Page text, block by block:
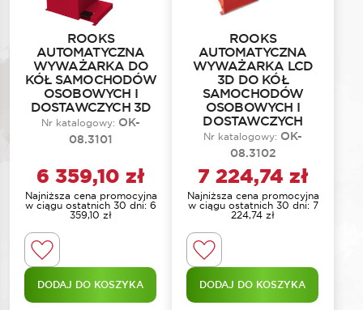
ROOKS
AUTOMATYCZNA
WYWAŻARKA DO
KÓŁ SAMOCHODÓW
OSOBOWYCH I
DOSTAWCZYCH 3D
Nr katalogowy: OK-
08.3101
6 359,10 zł
Najniższa cena promocyjna
w ciągu ostatnich 30 dni: 6
359,10 zł
DODAJ DO KOSZYKA
ROOKS
AUTOMATYCZNA
WYWAŻARKA LCD
3D DO KÓŁ
SAMOCHODÓW
OSOBOWYCH I
DOSTAWCZYCH
Nr katalogowy: OK-
08.3102
7 224,74 zł
Najniższa cena promocyjna
w ciągu ostatnich 30 dni: 7
224,74 zł
DODAJ DO KOSZYKA